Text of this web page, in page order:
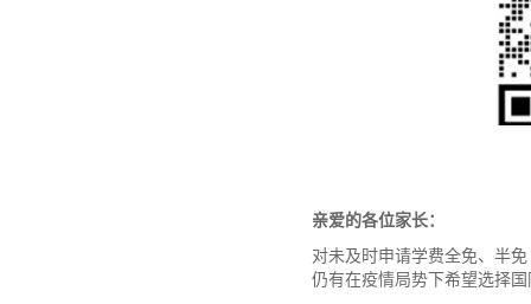
亲爱的各位家长：
对未及时申请学费全免、半免
仍有在疫情局势下希望选择